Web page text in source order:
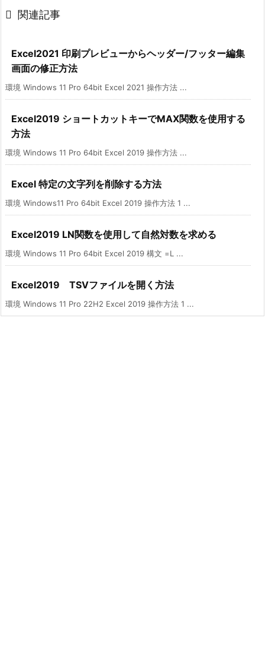
 関連記事
Excel2021 印刷プレビューからヘッダー/フッター編集
画面の修正方法
環境 Windows 11 Pro 64bit Excel 2021 操作方法 ...
Excel2019 ショートカットキーでMAX関数を使用する
方法
環境 Windows 11 Pro 64bit Excel 2019 操作方法 ...
Excel 特定の文字列を削除する方法
環境 Windows11 Pro 64bit Excel 2019 操作方法 1 ...
Excel2019 LN関数を使用して自然対数を求める
環境 Windows 11 Pro 64bit Excel 2019 構文 =L ...
Excel2019 TSVファイルを開く方法
環境 Windows 11 Pro 22H2 Excel 2019 操作方法 1 ...